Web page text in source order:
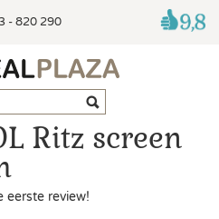
- 820 290
Ritz screen
eerste review!